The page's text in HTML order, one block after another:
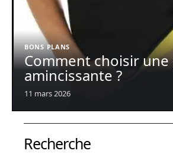
BONS PLANS
Comment choisir une
amincissante ?
11 mars 2026
Recherche